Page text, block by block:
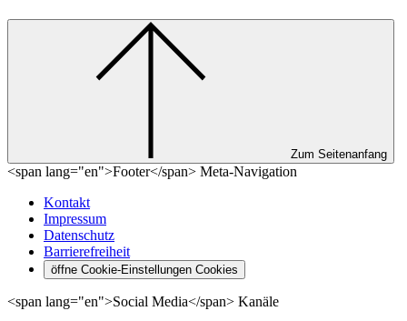
Zum Seitenanfang
<span lang="en">Footer</span> Meta-Navigation
Kontakt
Impressum
Datenschutz
Barrierefreiheit
öffne Cookie-Einstellungen Cookies
<span lang="en">Social Media</span> Kanäle